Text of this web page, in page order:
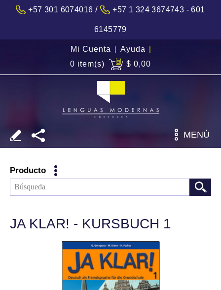
+57 301 6074016 / +57 1 324 3674743 - 601
6145779
Mi Cuenta | Ayuda |
0 item(s)
$ 0,00
MENÚ
Producto
JA KLAR! - KURSBUCH 1